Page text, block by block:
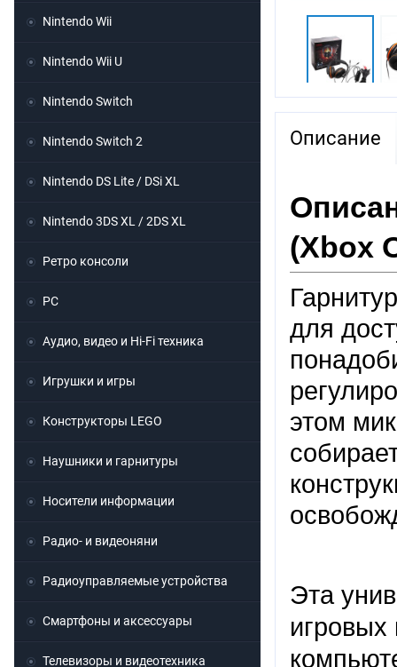
Описание
(Xbox
для
этом
Эта
Nintendo Wii
Nintendo Wii U
Nintendo Switch
Nintendo Switch 2
Nintendo DS Lite / DSi XL
Nintendo 3DS XL / 2DS XL
Ретро консоли
PC
Аудио, видео и Hi-Fi техника
Игрушки и игры
Конструкторы LEGO
Наушники и гарнитуры
Носители информации
Радио- и видеоняни
Радиоуправляемые устройства
Смартфоны и аксессуары
Телевизоры и видеотехника